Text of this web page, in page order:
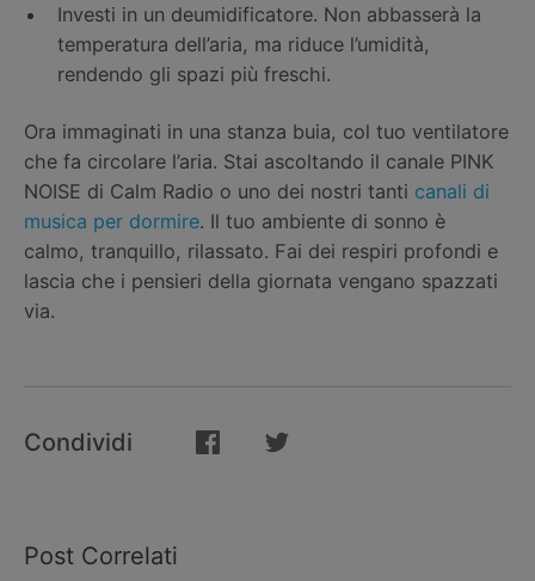
Investi in un deumidificatore. Non abbasserà la
temperatura dell’aria, ma riduce l’umidità,
rendendo gli spazi più freschi.
Ora immaginati in una stanza buia, col tuo ventilatore
che fa circolare l’aria. Stai ascoltando il canale PINK
NOISE di Calm Radio o uno dei nostri tanti canali di
musica per dormire. Il tuo ambiente di sonno è
calmo, tranquillo, rilassato. Fai dei respiri profondi e
lascia che i pensieri della giornata vengano spazzati
via.
Condividi
Post Correlati